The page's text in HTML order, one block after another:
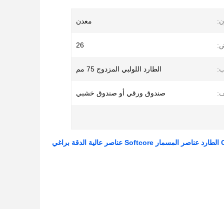
معدن
26
الطارد اللولبي المزدوج 75 مم
صندوق ورقي أو صندوق خشبي